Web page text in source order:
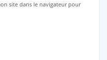
site dans le navigateur pour